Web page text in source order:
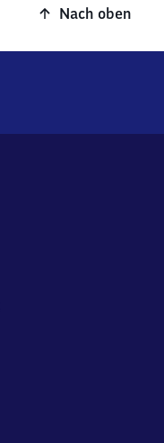
Nach oben